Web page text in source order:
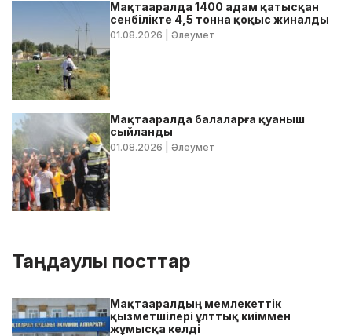
Мақтааралда 1400 адам қатысқан
сенбілікте 4,5 тонна қоқыс жиналды
01.08.2026 | Әлеумет
Мақтааралда балаларға қуаныш
сыйланды
01.08.2026 | Әлеумет
Таңдаулы посттар
Мақтааралдың мемлекеттік
қызметшілері ұлттық киіммен
жұмысқа келді